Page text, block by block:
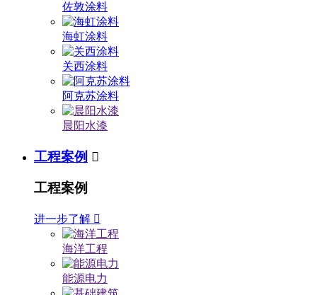
佐敦涂料
海虹涂料
关西涂料
阿克苏涂料
晨阳水漆
工程案例 
工程案例
进一步了解 
海洋工程
能源电力